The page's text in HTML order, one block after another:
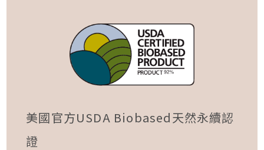
美國官方USDA Biobased天然永續認
證